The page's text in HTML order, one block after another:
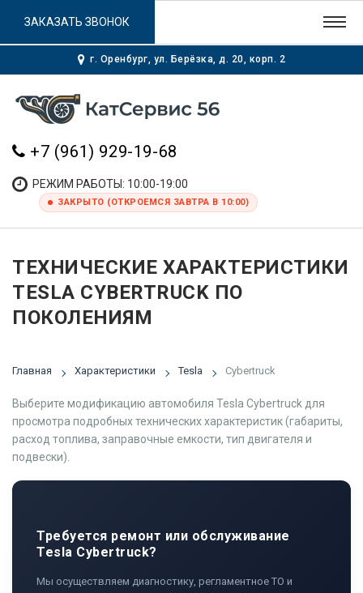
г. Оренбург, ул. Берёзка, д. 20, корп. 2
+7 (961) 929-19-68
РЕЖИМ РАБОТЫ: 10:00-19:00
ЗАКРЫТО (ОТКРОЕМСЯ ЗАВТРА В 10:00)
ЗАКАЗАТЬ ЗВОНОК
ТЕХНИЧЕСКИЕ ХАРАКТЕРИСТИКИ
TESLA CYBERTRUCK ПО
ПОКОЛЕНИЯМ
Главная Характеристики Tesla Cybertruck
Выберите модификацию автомобиля Tesla Cybertruck для
просмотра подробных технических характеристик (габариты,
расход топлива, заправочные емкости, тип двигателя и
подвески).
Требуется ремонт или обслуживание
Tesla Cybertruck?
Мы осуществляем диагностику, регламентное ТО и